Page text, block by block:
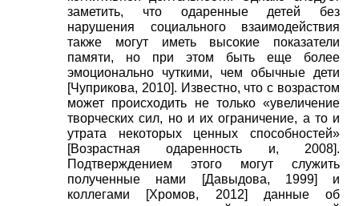
заметить, что одаренные детей без
нарушения социального взаимодействия
также могут иметь высокие показатели
памяти, но при этом быть еще более
эмоционально чуткими, чем обычные дети
[Чуприкова, 2010]. Известно, что с возрастом
может происходить не только «увеличение
творческих сил, но и их ограничение, а то и
утрата некоторых ценных способностей»
[Возрастная одаренность и, 2008].
Подтверждением этого могут служить
полученные нами
[Давыдова, 1999]
и
коллегами
[Хромов, 2012] данные об